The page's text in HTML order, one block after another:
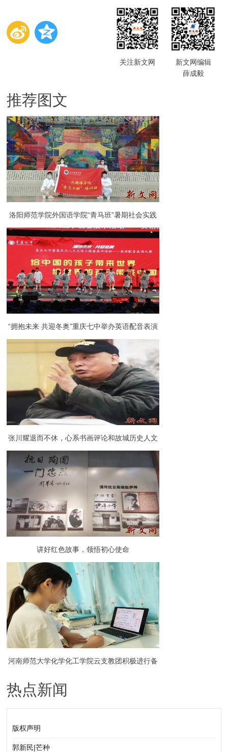
关注新文网
新文网编辑
薛成毅
推荐图文
洛阳师范学院外国语学院“青马班”暑期社会实践
（一）
“拥抱未来 共迎冬奥”重庆七中举办英语配音表演
大赛暨初2024级迎春活动
张川耀退而不休，心系书画评论和故城历史人文
讲好红色故事，领悟初心使命
河南师范大学化学化工学院云支教团积极进行备
热点新闻
版权声明
郭新民|芒种